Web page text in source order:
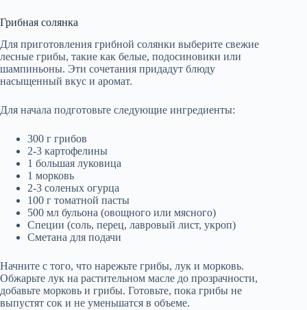
Грибная солянка
Для приготовления грибной солянки выберите свежие
лесные грибы, такие как белые, подосиновики или
шампиньоны. Эти сочетания придадут блюду
насыщенный вкус и аромат.
Для начала подготовьте следующие ингредиенты:
300 г грибов
2-3 картофелины
1 большая луковица
1 морковь
2-3 соленых огурца
100 г томатной пасты
500 мл бульона (овощного или мясного)
Специи (соль, перец, лавровый лист, укроп)
Сметана для подачи
Начните с того, что нарежьте грибы, лук и морковь.
Обжарьте лук на растительном масле до прозрачности,
добавьте морковь и грибы. Готовьте, пока грибы не
выпустят сок и не уменьшатся в объеме.